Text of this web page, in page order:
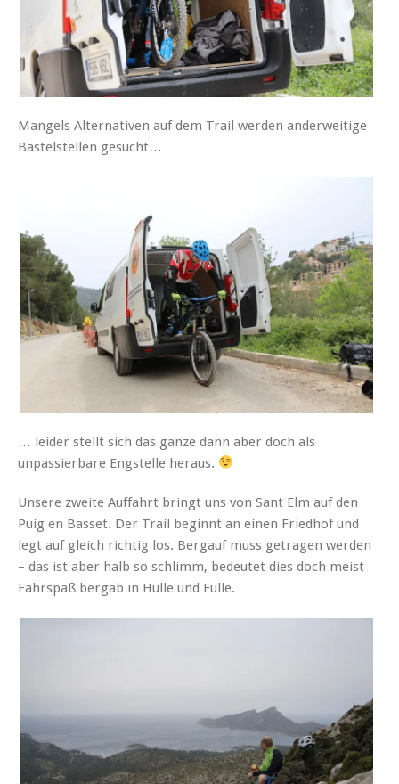
Mangels Alternativen auf dem Trail werden anderweitige
Bastelstellen gesucht…
… leider stellt sich das ganze dann aber doch als
unpassierbare Engstelle heraus.
Unsere zweite Auffahrt bringt uns von Sant Elm auf den
Puig en Basset. Der Trail beginnt an einen Friedhof und
legt auf gleich richtig los. Bergauf muss getragen werden
– das ist aber halb so schlimm, bedeutet dies doch meist
Fahrspaß bergab in Hülle und Fülle.